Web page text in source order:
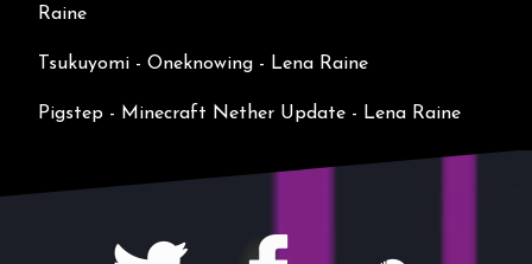
Raine
Tsukuyomi - Oneknowing - Lena Raine
Pigstep - Minecraft Nether Update - Lena Raine